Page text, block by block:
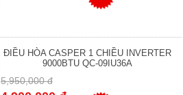
ĐIỀU HÒA CASPER 1 CHIỀU INVERTER
9000BTU QC-09IU36A
5,950,000 đ